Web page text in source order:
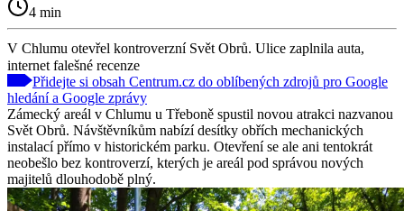
4 min
V Chlumu otevřel kontroverzní Svět Obrů. Ulice zaplnila auta,
internet falešné recenze
Přidejte si obsah Centrum.cz do oblíbených zdrojů pro Google
hledání a Google zprávy
Zámecký areál v Chlumu u Třeboně spustil novou atrakci nazvanou
Svět Obrů. Návštěvníkům nabízí desítky obřích mechanických
instalací přímo v historickém parku. Otevření se ale ani tentokrát
neobešlo bez kontroverzí, kterých je areál pod správou nových
majitelů dlouhodobě plný.